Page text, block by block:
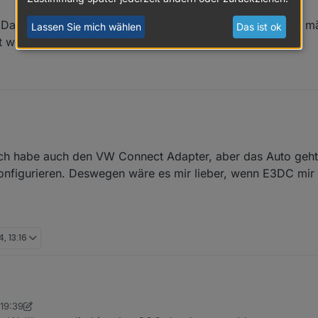
kann dann das Auto selbst abgefragt werden. Ist ech
werden
habe auch den VW Connect Adapter, aber das Auto
Deswegen wäre es mir lieber, wenn E3DC mir
13:16
mir nicht angezeigt, wie voll das Auto geladen ist (SOC). Ich habe
Lassen Sie mich wählen Das ist ok